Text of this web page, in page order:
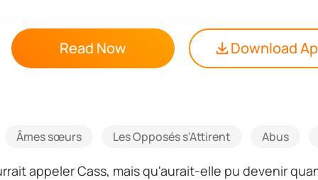
Read Now Download
Âmes sœurs Les Opposés s'Attirent Abus
appeler Cass, mais qu'aurait-elle pu devenir